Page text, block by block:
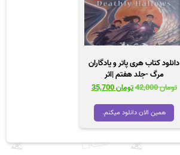
دانلود کتاب هری پاتر و یادگاران
مرگ -جلد هفتم |اثر
جی.کی.رولینگ تومان42,000
قیمت
تومان 42,000
بود.
تومان35,700
قیمت
همین الان دانلود میکنم.